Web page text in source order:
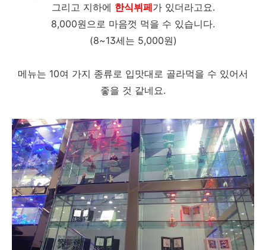
그리고 지하에 한식뷔페가 있더라고요.
8,000원으로 마음껏 먹을 수 있습니다.
(8~13세는 5,000원)
메뉴는 10여 가지 종류로 입맛대로 골라먹을 수 있어서
좋을 것 같네요.